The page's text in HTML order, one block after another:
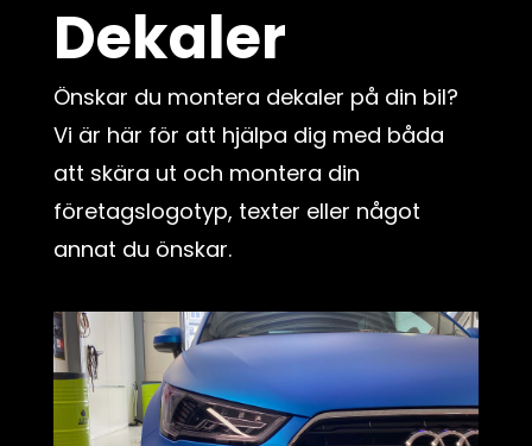
Dekaler
Önskar du montera dekaler på din bil?
Vi är här för att hjälpa dig med båda
att skära ut och montera din
företagslogotyp, texter eller något
annat du önskar.